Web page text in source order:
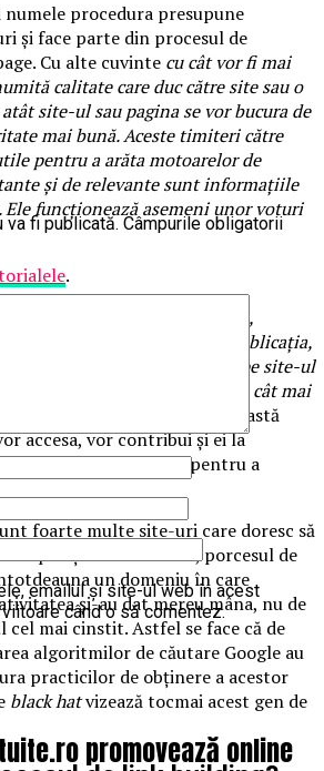
numele procedura presupune
și face parte din procesul de
Cu alte cuvinte cu cât vor fi mai
calitate care duc către site sau o
site-ul sau pagina se vor bucura de
mai bună. Aceste timiteri către
pentru a arăta motoarelor de
și de relevante sunt informațiile
Ele funcționează asemeni unor voturi
.
multe astfel de recomandări,
prezent atât pe website-ul, publicația,
face trimitere, cât și cea de pe site-ul
face trimitere trebuie să fie una cât mai
cărora li se adresează această
accesa, vor contribui și ei la
pe care îl vor petrece pentru a
foarte multe site-uri care doresc să
în poziții cât mai bune, porcesul de
un domeniu în care
și-au dat mereu mâna, nu de
cel mai cinstit. Astfel se face că de
algoritmilor de căutare Google au
practicilor de obținere a acestor
black hatvizează tocmai acest gen de
va fi publicată. Câmpurile obligatorii
emailul și site-ul web în acest
când o să comentez.
promovează online